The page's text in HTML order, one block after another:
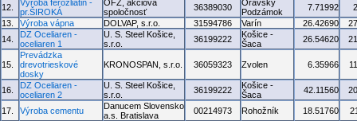
12.
Výroba ferozliatin -
pr.ŠIROKÁ
OFZ, akciová
spoločnosť
36389030
Oravský
Podzámok
7.71992
13.
Výroba vápna DOLVAP, s.r.o. 31594786 Varín 26.42690
14.
DZ Oceliaren -
oceliaren 1
U. S. Steel Košice,
s.r.o.
36199222
Košice -
Šaca
26.54620
15.
Prevádzka
drevotrieskové
dosky
KRONOSPAN, s.r.o. 36059323 Zvolen 6.35966
16.
DZ Oceliaren -
oceliaren 2
U. S. Steel Košice,
s.r.o.
36199222
Košice -
Šaca
42.11560
17. Výroba cementu
Danucem Slovensko
a.s. Bratislava
00214973 Rohožník 18.51760